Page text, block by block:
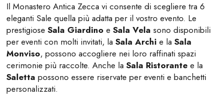
Il Monastero Antica Zecca vi consente di scegliere tra 6
eleganti Sale quella più adatta per il vostro evento. Le
prestigioseSala Giardino eSala Vela sono disponibili
per eventi con molti invitati, laSala Archi e laSala
Monviso, possono accogliere nei loro raffinati spazi
cerimonie più raccolte. Anche laSala Ristorante e la
Saletta possono essere riservate per eventi e banchetti
personalizzati.